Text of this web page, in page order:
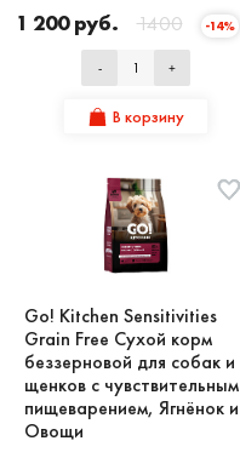
1 200 руб. 1400 -14%
- +
В корзину
Go! Kitchen Sensitivities
Grain Free Сухой корм
беззерновой для собак и
щенков с чувствительным
пищеварением, Ягнёнок и
Овощи